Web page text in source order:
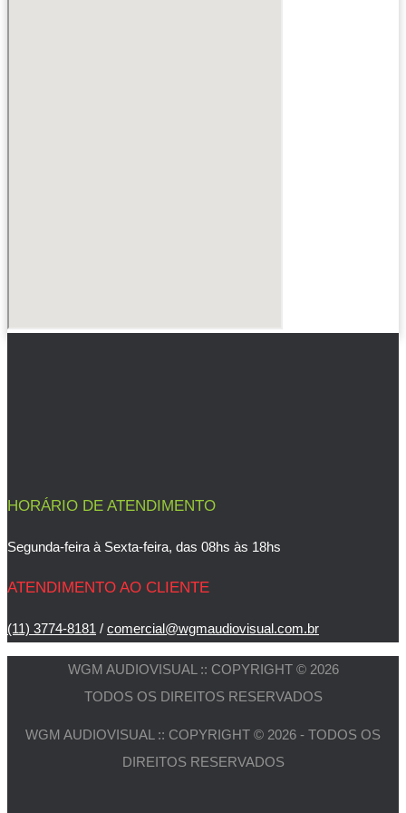
HORÁRIO DE ATENDIMENTO
Segunda-feira à Sexta-feira, das 08hs às 18hs
ATENDIMENTO AO CLIENTE
(11) 3774-8181 / comercial@wgmaudiovisual.com.br
WGM AUDIOVISUAL :: COPYRIGHT © 2026
TODOS OS DIREITOS RESERVADOS
WGM AUDIOVISUAL :: COPYRIGHT © 2026 - TODOS OS
DIREITOS RESERVADOS